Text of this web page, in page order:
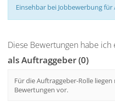
Einsehbar bei Jobbewerbung
Diese Bewertungen habe ich
als Auftraggeber (0)
Für die Auftraggeber-Rolle
Bewertungen vor.